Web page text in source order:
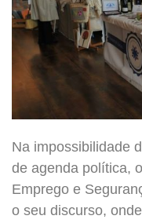
Na impossibilidade
de agenda política,
Emprego e
o seu discurso,